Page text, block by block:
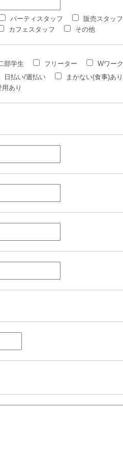
パーティスタッフ
販売スタッフ
カフェスタッフ その他
部学生 フリーター
Wワーク
日払い/週払い
まかない(食事)あり
あり